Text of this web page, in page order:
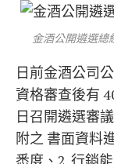
金酒公開遴選總
日前金酒公司
資格審查後有
日召開遴選審
附之 書面資料
悉度、2. 行銷